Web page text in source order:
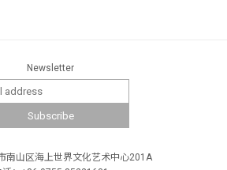
Newsletter
南山区海上世界文化艺术中心201A